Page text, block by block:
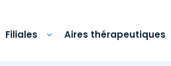
Filiales Aires thérapeutiques